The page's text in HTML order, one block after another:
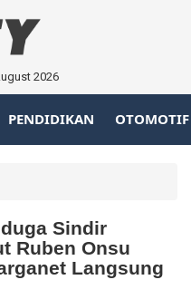
2026
PENDIDIKAN OTOMOTIF
Sindir
Ruben Onsu
Langsung